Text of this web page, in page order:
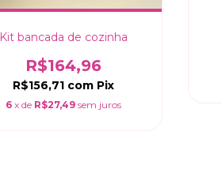
Kit bancada de cozinha
R$164,96
R$156,71 com Pix
6 x de R$27,49 sem juros